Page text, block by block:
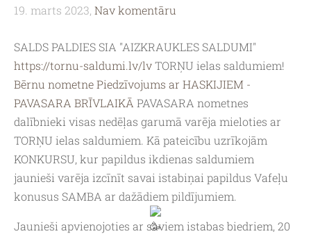
19. marts 2023, Nav komentāru
SALDS PALDIES SIA "AIZKRAUKLES SALDUMI"
https://tornu-saldumi.lv/lvTORŅU ielas saldumiem!
Bērnu nometne Piedzīvojums ar HASKIJIEM -
PAVASARA BRĪVLAIKĀ PAVASARA nometnes
dalībnieki visas nedēļas garumā varēja mieloties ar
TORŅU ielas saldumiem. Kā pateicību uzrīkojām
KONKURSU, kur papildus ikdienas saldumiem
jaunieši varēja izcīnīt savai istabiņai papildus Vafeļu
konusus SAMBA ar dažādiem pildījumiem.
Jaunieši apvienojoties ar saviem istabas biedriem, 20